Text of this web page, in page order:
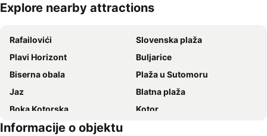
Explore nearby attractions
Rafailovići
Slovenska plaža
Plavi Horizont
Buljarice
Biserna obala
Plaža u Sutomoru
Jaz
Blatna plaža
Boka Kotorska
Kotor
Bečićka plaža
Informacije o objektu